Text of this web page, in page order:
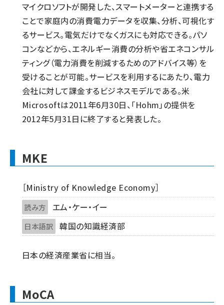
マイクロソフトが開発した、スマートメーターと連携する
ことで家庭内の消費電力データを収集、分析、可視化す
るサービス。電気だけでなくガスにも対応できる。パソ
コンなどから、エネルギー消費の分析や省エネコンサル
ティング（電力消費を削減するためのアドバイス等）を
受けることが可能。サービスを利用するにあたり、電力
会社に対して課金するビジネスモデルである。米
Microsoftは2011年6月30日、「Hohm」の提供を
2012年5月31日に終了すると発表した。
MKE
［Ministry of Knowledge Economy］
読み方 エム・ケー・イー
日本語訳 韓国の知識経済部
日本の経済産業省に相当。
MoCA